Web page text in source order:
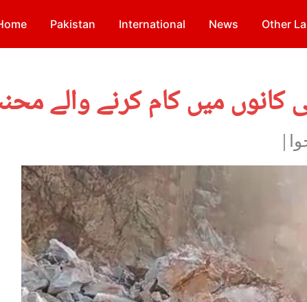
Pakistan International News Other
کانوں میں کام کرنے والے